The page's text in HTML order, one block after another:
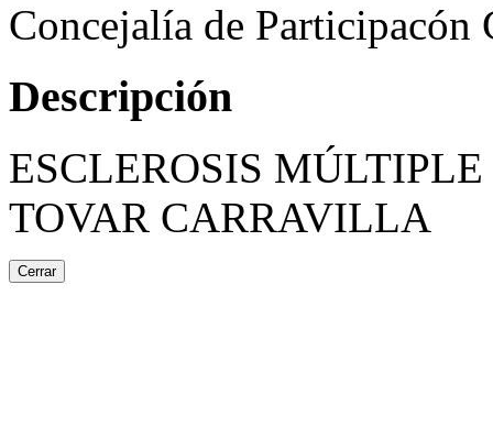
Concejalía de Participacón
Descripción
ESCLEROSIS
TOVAR CARRAVILLA
Cerrar